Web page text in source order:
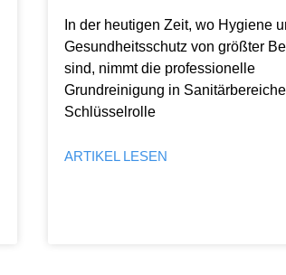
In der heutigen Zeit, wo Hygiene
Gesundheitsschutz von größter
sind, nimmt die professionelle
Grundreinigung in
Schlüsselrolle
ARTIKEL LESEN